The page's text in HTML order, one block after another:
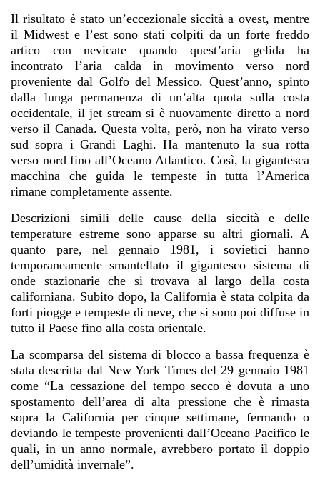
Il risultato è stato un’eccezionale siccità a ovest, mentre
il Midwest e l’est sono stati colpiti da un forte freddo
artico con nevicate quando quest’aria gelida ha
incontrato l’aria calda in movimento verso nord
proveniente dal Golfo del Messico. Quest’anno, spinto
dalla lunga permanenza di un’alta quota sulla costa
occidentale, il jet stream si è nuovamente diretto a nord
verso il Canada. Questa volta, però, non ha virato verso
sud sopra i Grandi Laghi. Ha mantenuto la sua rotta
verso nord fino all’Oceano Atlantico. Così, la gigantesca
macchina che guida le tempeste in tutta l’America
rimane completamente assente.
Descrizioni simili delle cause della siccità e delle
temperature estreme sono apparse su altri giornali. A
quanto pare, nel gennaio 1981, i sovietici hanno
temporaneamente smantellato il gigantesco sistema di
onde stazionarie che si trovava al largo della costa
californiana. Subito dopo, la California è stata colpita da
forti piogge e tempeste di neve, che si sono poi diffuse in
tutto il Paese fino alla costa orientale.
La scomparsa del sistema di blocco a bassa frequenza è
stata descritta dal New York Times del 29 gennaio 1981
come “La cessazione del tempo secco è dovuta a uno
spostamento dell’area di alta pressione che è rimasta
sopra la California per cinque settimane, fermando o
deviando le tempeste provenienti dall’Oceano Pacifico le
quali, in un anno normale, avrebbero portato il doppio
dell’umidità invernale”.